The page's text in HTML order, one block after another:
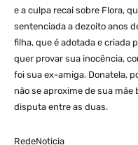
e a culpa recai sobre Flora,
sentenciada a dezoito anos
filha, que é adotada e criada
quer provar sua inocência,
foi sua ex-amiga. Donatela,
não se aproxime de sua mãe
disputa entre as duas.
RedeNoticia